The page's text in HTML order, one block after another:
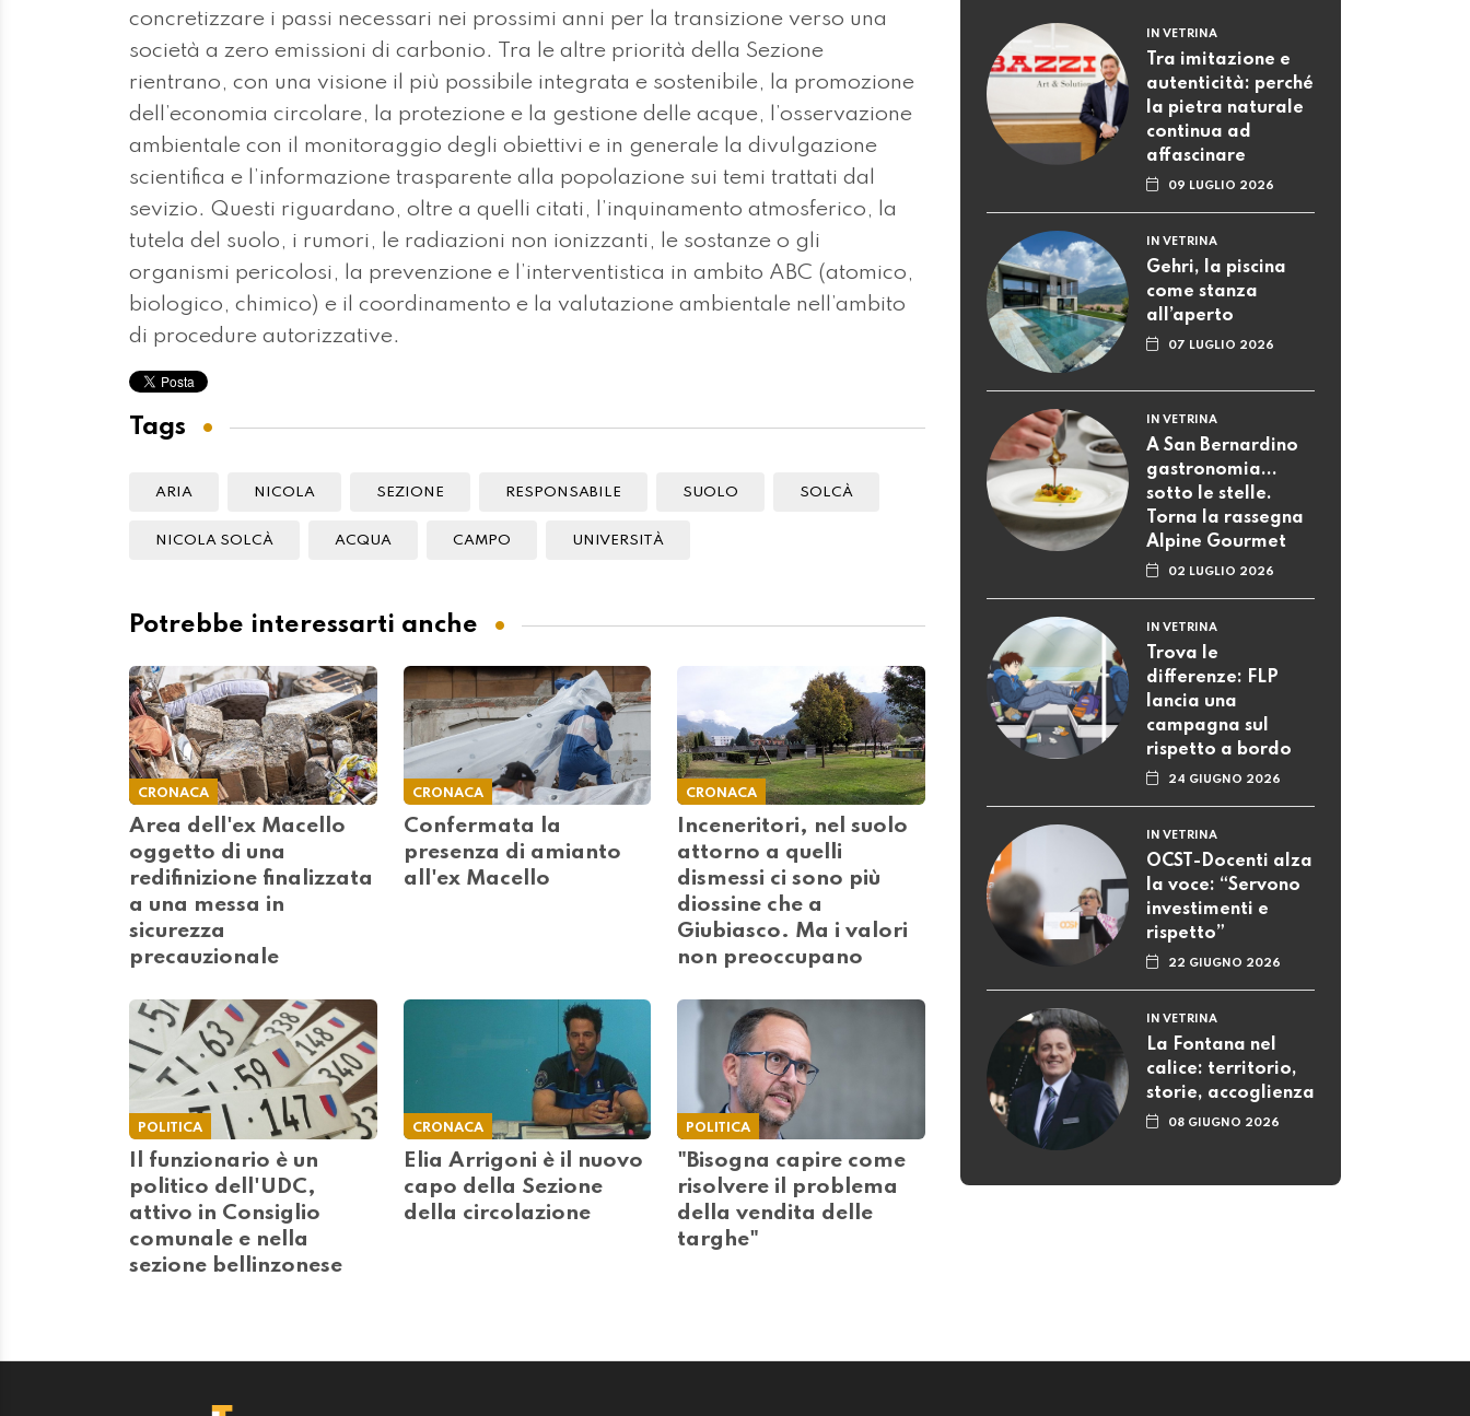
concretizzare i passi necessari nei prossimi anni per la transizione verso una
società a zero emissioni di carbonio. Tra le altre priorità della Sezione
rientrano, con una visione il più possibile integrata e sostenibile, la promozione
dell’economia circolare, la protezione e la gestione delle acque, l’osservazione
ambientale con il monitoraggio degli obiettivi e in generale la divulgazione
scientifica e l’informazione trasparente alla popolazione sui temi trattati dal
sevizio. Questi riguardano, oltre a quelli citati, l’inquinamento atmosferico, la
tutela del suolo, i rumori, le radiazioni non ionizzanti, le sostanze o gli
organismi pericolosi, la prevenzione e l’interventistica in ambito ABC (atomico,
biologico, chimico) e il coordinamento e la valutazione ambientale nell’ambito
di procedure autorizzative.
Tags
ARIA NICOLA SEZIONE RESPONSABILE SUOLO SOLCÀ
NICOLA SOLCÀ ACQUA CAMPO UNIVERSITÀ
Potrebbe interessarti anche
CRONACA
Area dell'ex Macello
oggetto di una
redifinizione finalizzata
a una messa in
sicurezza
precauzionale
CRONACA
Confermata la
presenza di amianto
all'ex Macello
CRONACA
Inceneritori, nel suolo
attorno a quelli
dismessi ci sono più
diossine che a
Giubiasco. Ma i valori
non preoccupano
POLITICA
Il funzionario è un
politico dell'UDC,
attivo in Consiglio
comunale e nella
sezione bellinzonese
CRONACA
Elia Arrigoni è il nuovo
capo della Sezione
della circolazione
POLITICA
"Bisogna capire come
risolvere il problema
della vendita delle
targhe"
IN VETRINA
Tra imitazione e
autenticità: perché
la pietra naturale
continua ad
affascinare
09 LUGLIO 2026
IN VETRINA
Gehri, la piscina
come stanza
all’aperto
07 LUGLIO 2026
IN VETRINA
A San Bernardino
gastronomia...
sotto le stelle.
Torna la rassegna
Alpine Gourmet
02 LUGLIO 2026
IN VETRINA
Trova le
differenze: FLP
lancia una
campagna sul
rispetto a bordo
24 GIUGNO 2026
IN VETRINA
OCST-Docenti alza
la voce: “Servono
investimenti e
rispetto”
22 GIUGNO 2026
IN VETRINA
La Fontana nel
calice: territorio,
storie, accoglienza
08 GIUGNO 2026